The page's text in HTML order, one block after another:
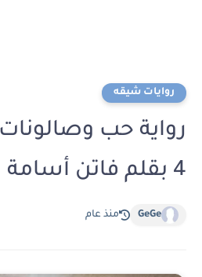
روايات شيقه
رواية حب
4 بقلم فاتن أسامة
GeGe منذ عام